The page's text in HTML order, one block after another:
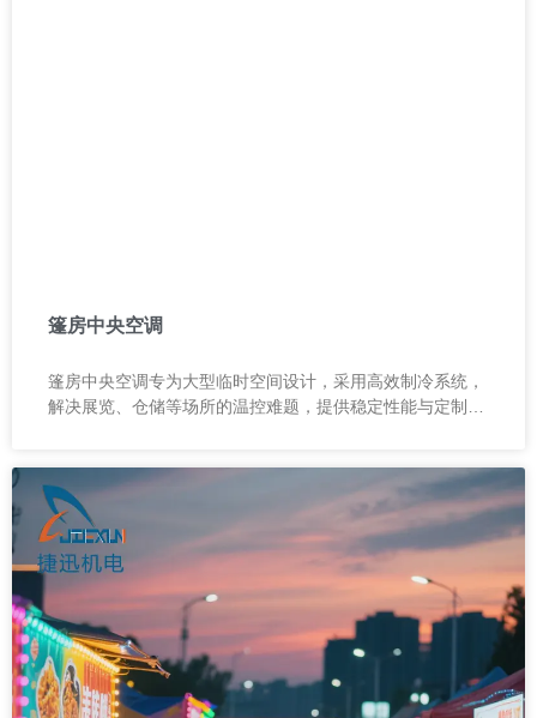
篷房中央空调
篷房中央空调专为大型临时空间设计，采用高效制冷系统，
解决展览、仓储等场所的温控难题，提供稳定性能与定制化